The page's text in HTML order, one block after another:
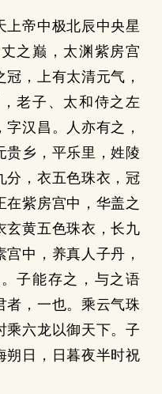
上帝中极北辰中央星
之巅，太渊紫房宫
，上有太清元气，
老子、太和侍之左
汉昌。人亦有之，
贵乡，平乐里，姓陵
分，衣五色珠衣，冠
在紫房宫中，华盖之
玄黄五色珠衣，长九
中，养真人子丹，
子能存之，与之语
者，一也。乘云气珠
乘六龙以御天下。子
朔日，日暮夜半时祝